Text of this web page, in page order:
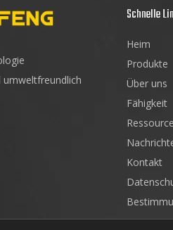
umweltfreundlich
Schnelle
Heim
Produkte
Über uns
Fähigkeit
Ressource
Kontakt